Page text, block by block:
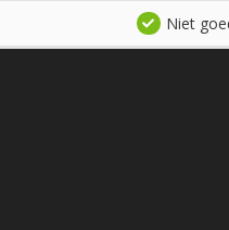
Niet